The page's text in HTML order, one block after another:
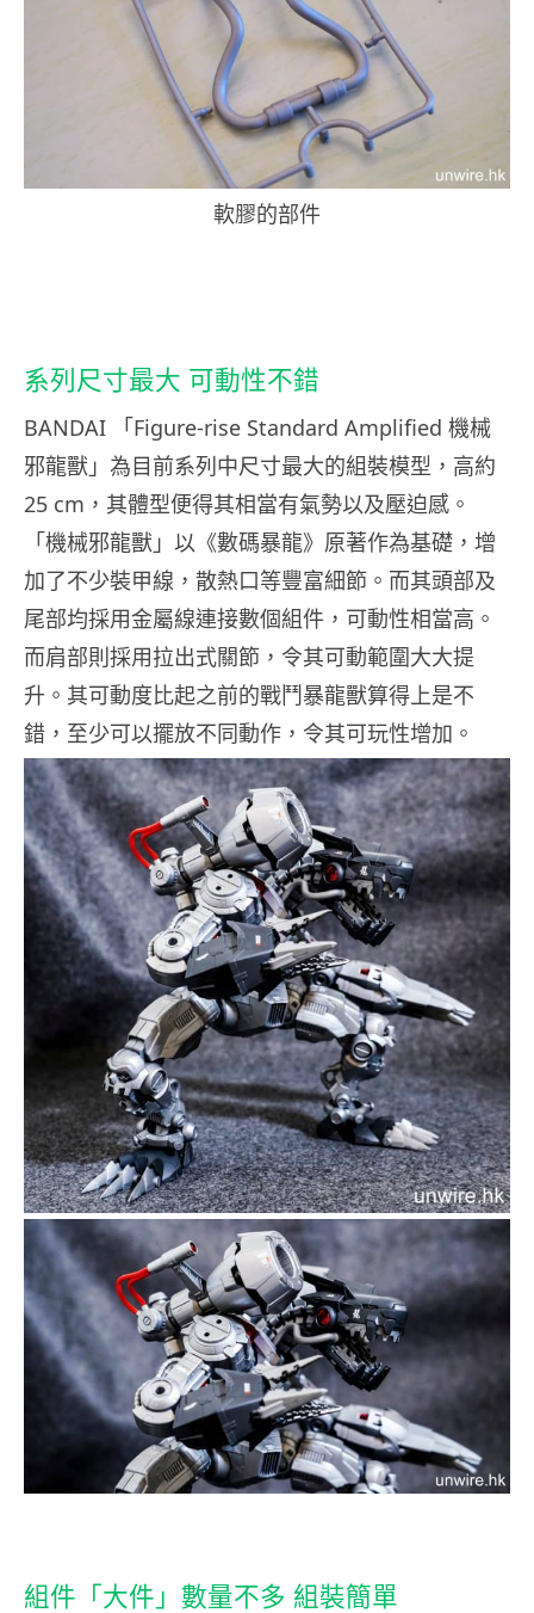
軟膠的部件
系列尺寸最大 可動性不錯
BANDAI 「Figure-rise Standard Amplified 機械
邪龍獸」為目前系列中尺寸最大的組裝模型，高約
25 cm，其體型便得其相當有氣勢以及壓迫感。
「機械邪龍獸」以《數碼暴龍》原著作為基礎，增
加了不少裝甲線，散熱口等豐富細節。而其頭部及
尾部均採用金屬線連接數個組件，可動性相當高。
而肩部則採用拉出式關節，令其可動範圍大大提
升。其可動度比起之前的戰鬥暴龍獸算得上是不
錯，至少可以擺放不同動作，令其可玩性增加。
組件「大件」數量不多 組裝簡單